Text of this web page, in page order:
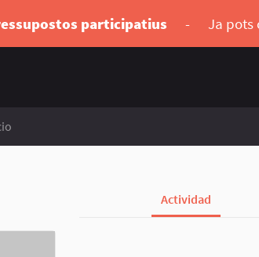
participatius - Ja pots
Actividad